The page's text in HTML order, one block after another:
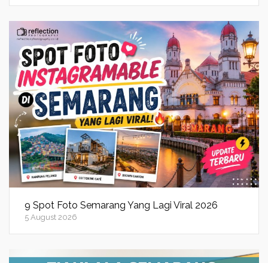
9 Spot Foto Semarang Yang Lagi Viral 2026
5 August 2026